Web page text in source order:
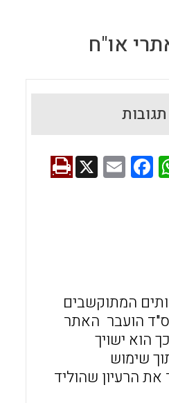
או"ח
תגובות
W
h
p
F
a
k
E
m
X
המתוקשבים
הועבר האתר
הוא ישויך
שימוש
הרעיון שהוליד